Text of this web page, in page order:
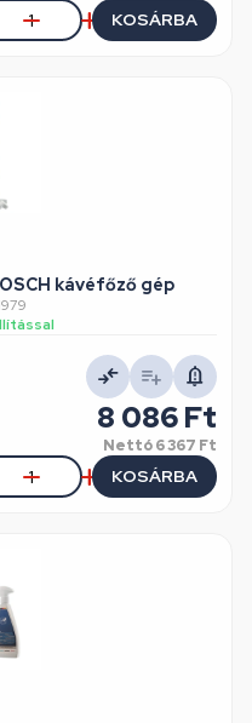
KOSÁRBA
kávéfőző gép
8 086 Ft
Nettó6 367 Ft
KOSÁRBA